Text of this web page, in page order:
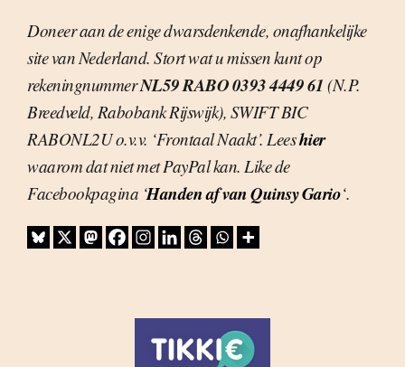
Doneer aan de enige dwarsdenkende, onafhankelijke
site van Nederland. Stort wat u missen kunt op
rekeningnummerNL59 RABO 0393 4449 61 (N.P.
Breedveld, Rabobank Rijswijk), SWIFT BIC
RABONL2U o.v.v. ‘Frontaal Naakt’. Leeshier
waarom dat niet met PayPal kan. Like de
Facebookpagina ‘Handen af van Quinsy Gario‘.